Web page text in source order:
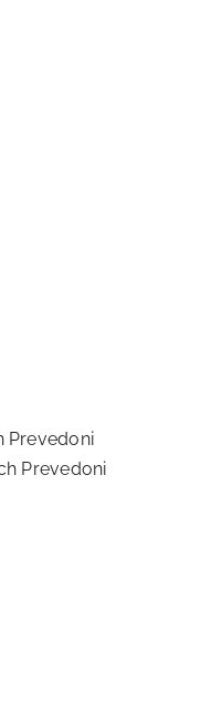
Prevedoni
Prevedoni